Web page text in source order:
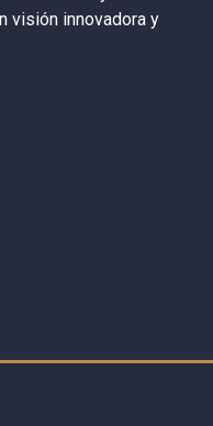
visión innovadora y